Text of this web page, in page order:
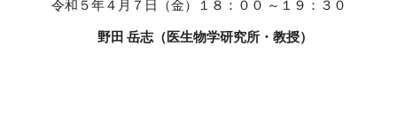
令和 ５年４ 月 ７ 日（金）１８：００ ～１９：３０
野田 岳志（医生物学研究所・教授）